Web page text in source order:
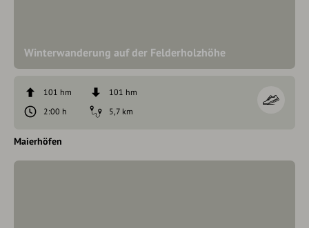
Winterwanderung auf der Felderholzhöhe
101 hm
101 hm
2:00 h
5,7 km
Maierhöfen